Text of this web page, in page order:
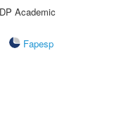
Academic
Fapesp